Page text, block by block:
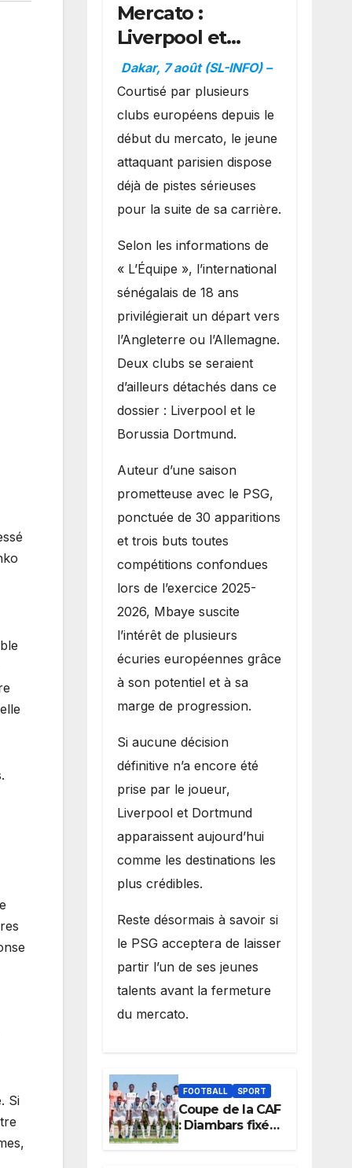
Si
Mercato :
Liverpool et
Dortmund se
positionnent en
favoris pour
recruter Ibrahim
Mbaye
Dakar, 7 août (SL-INFO) –
Courtisé par plusieurs
clubs européens depuis le
début du mercato, le jeune
attaquant parisien dispose
déjà de pistes sérieuses
pour la suite de sa carrière.
Selon les informations de
« L’Équipe », l’international
sénégalais de 18 ans
privilégierait un départ vers
l’Angleterre ou l’Allemagne.
Deux clubs se seraient
d’ailleurs détachés dans ce
dossier : Liverpool et le
Borussia Dortmund.
Auteur d’une saison
prometteuse avec le PSG,
ponctuée de 30 apparitions
et trois buts toutes
compétitions confondues
lors de l’exercice 2025-
2026, Mbaye suscite
l’intérêt de plusieurs
écuries européennes grâce
à son potentiel et à sa
marge de progression.
Si aucune décision
définitive n’a encore été
prise par le joueur,
Liverpool et Dortmund
apparaissent aujourd’hui
comme les destinations les
plus crédibles.
Reste désormais à savoir si
le PSG acceptera de laisser
partir l’un de ses jeunes
talents avant la fermeture
du mercato.
FOOTBALL SPORT
Coupe de la CAF
: Diambars fixé
sur son destin